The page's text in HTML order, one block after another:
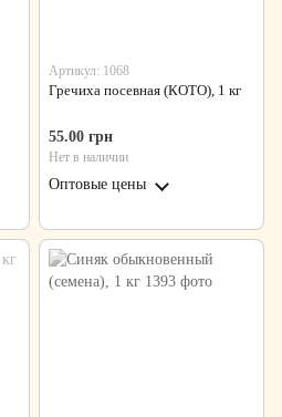
Артикул: 1068
Гречиха посевная (КОТО), 1 кг
55.00 грн
Нет в наличии
Оптовые цены